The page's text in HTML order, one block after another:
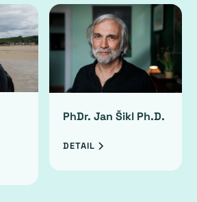
PhDr. Jan Šikl Ph.D.
DETAIL